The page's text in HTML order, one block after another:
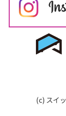
(c) スイ